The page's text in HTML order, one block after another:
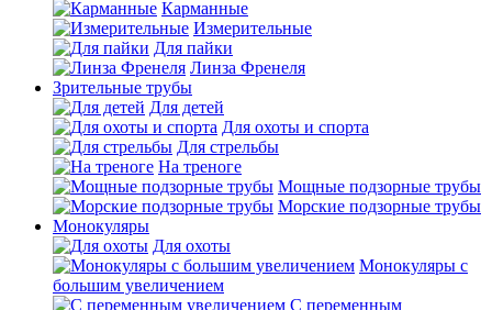
Карманные
Измерительные
Для пайки
Линза Френеля
Зрительные трубы
Для детей
Для охоты и спорта
Для стрельбы
На треноге
Мощные подзорные трубы
Морские подзорные трубы
Монокуляры
Для охоты
Монокуляры с
большим увеличением
С переменным